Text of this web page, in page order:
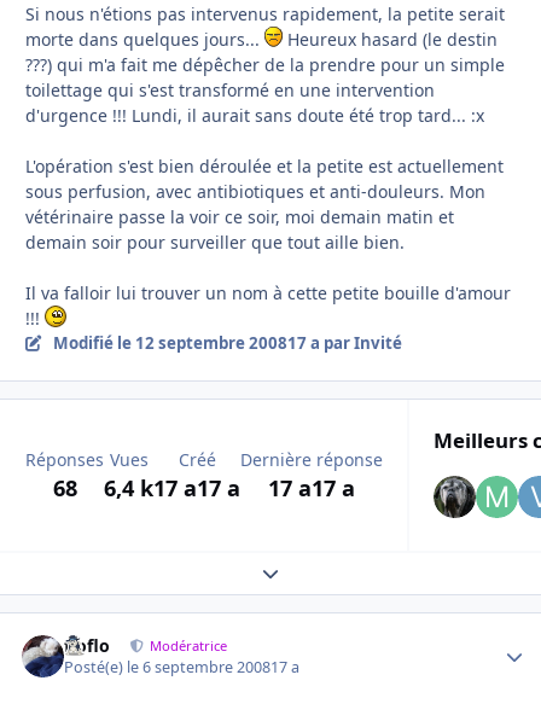
Si nous n'étions pas intervenus rapidement, la petite serait
morte dans quelques jours...
Heureux hasard (le destin
???) qui m'a fait me dépêcher de la prendre pour un simple
toilettage qui s'est transformé en une intervention
d'urgence !!! Lundi, il aurait sans doute été trop tard... :x
L'opération s'est bien déroulée et la petite est actuellement
sous perfusion, avec antibiotiques et anti-douleurs. Mon
vétérinaire passe la voir ce soir, moi demain matin et
demain soir pour surveiller que tout aille bien.
Il va falloir lui trouver un nom à cette petite bouille d'amour
!!!
Modifié le 12 septembre 200817 a par Invité
Réponses
68
Vues
6,4 k
Créé
17 a17 a
Dernière réponse
17 a17 a
Meilleurs
Expand topic overview
floflo Modératrice
Posté(e) le 6 septembre 200817 a